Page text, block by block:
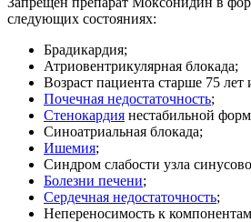
следующих состояниях:
Брадикардия;
Атриовентрикулярная блокада;
Возраст пациента старше 75 лет
Почечная недостаточность;
Стенокардия нестабильной
Синоатриальная блокада;
Ишемия;
Синдром слабости узла
Болезни печени;
Сердечная недостаточность;
Непереносимость к компонентам